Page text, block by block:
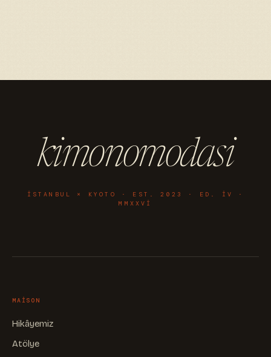
kimonomodasi
ISTANBUL × KYOTO · EST. 2023 · ED. IV ·
MMXXVI
MAISON
Hikâyemiz
Atölye